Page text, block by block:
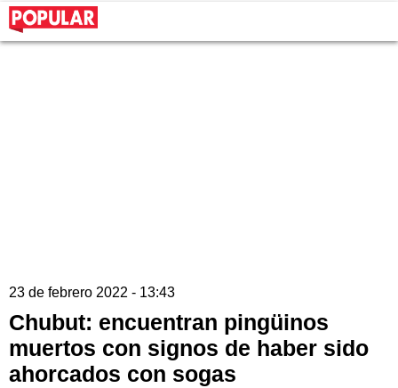
23 de febrero 2022 - 13:43
Chubut: encuentran pingüinos
muertos con signos de haber sido
ahorcados con sogas